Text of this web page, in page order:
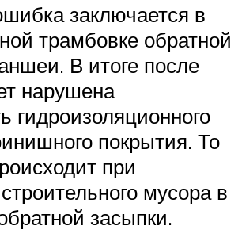
заключается в
трамбовке обратной
В итоге после
нарушена
гидроизоляционного
покрытия. То
при
мусора в
засыпки.